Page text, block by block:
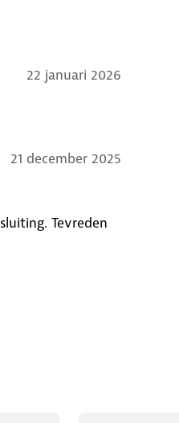
22 januari 2026
21 december 2025
Tevreden